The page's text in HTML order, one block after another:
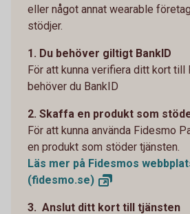
eller något annat wearable
stödjer.
1. Du behöver giltigt BankID
För att kunna verifiera ditt kort till
behöver du BankID
2. Skaffa en produkt som
För att kunna använda Fidesmo
en produkt som stöder tjänsten.
Läs mer på Fidesmos
(fidesmo.se)
3. Anslut ditt kort till tjänsten